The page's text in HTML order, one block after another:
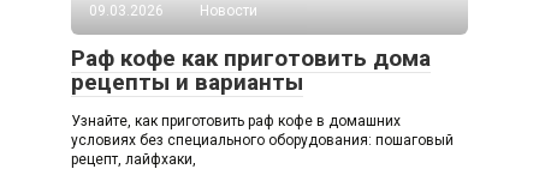
09.03.2026
Новости
Раф кофе как приготовить дома
рецепты и варианты
Узнайте, как приготовить раф кофе в домашних
условиях без специального оборудования: пошаговый
рецепт, лайфхаки,